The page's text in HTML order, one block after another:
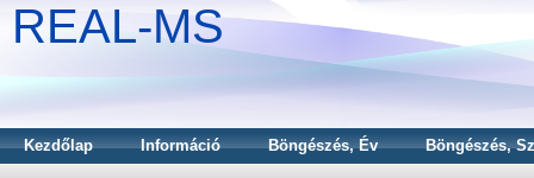
REAL-MS
Kezdőlap Információ Böngészés, Év Böngészés,